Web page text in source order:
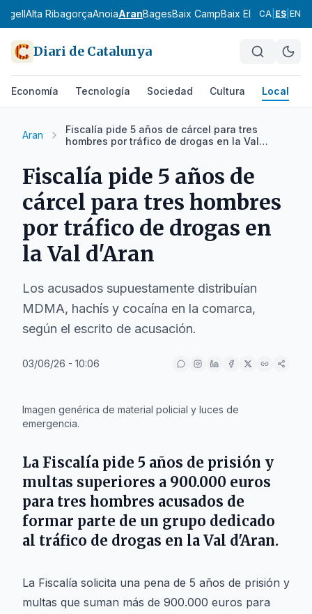
Alta RibagorçaAnoiaAranBagesBaix CampBaix EbreBaix
CA ES EN
Diari de Catalunya
Economía Tecnología Sociedad Cultura Local
Aran
Fiscalía pide 5 años de cárcel para tres
hombres por tráfico de drogas en la Val
Fiscalía pide 5 años de
cárcel para tres hombres
por tráfico de drogas en
la Val d'Aran
Los acusados supuestamente distribuían
MDMA, hachís y cocaína en la comarca,
según el escrito de acusación.
03/06/26 - 10:06
Imagen genérica de material policial y luces de
emergencia.
La Fiscalía pide 5 años de prisión y
multas superiores a 900.000 euros
para tres hombres acusados de
formar parte de un grupo dedicado
al tráfico de drogas en la Val d'Aran.
La Fiscalía solicita una pena de 5 años de prisión y
multas que suman más de 900.000 euros para